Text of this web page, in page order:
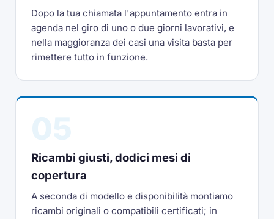
Dopo la tua chiamata l'appuntamento entra in
agenda nel giro di uno o due giorni lavorativi, e
nella maggioranza dei casi una visita basta per
rimettere tutto in funzione.
Ricambi giusti, dodici mesi di
copertura
A seconda di modello e disponibilità montiamo
ricambi originali o compatibili certificati; in